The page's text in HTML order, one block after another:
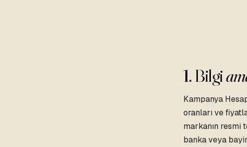
1. Bilgi
Kampanya
oranları ve
markanın resmi
banka veya